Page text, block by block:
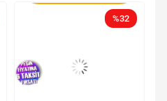
%32
yeni
ürün